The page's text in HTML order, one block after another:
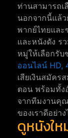
ท่านสามารถเ
นอกจากนี้แล้
พากย์ไทยแล
และหนังดัง ร
หมู่ให้เลือกรับ
ออนไลน์ HD,
เสียเงินสมัคร
ตอน พร้อมทั้ง
จากทีมงานคุ
ของเราดีอย่าง
ดูหนังให